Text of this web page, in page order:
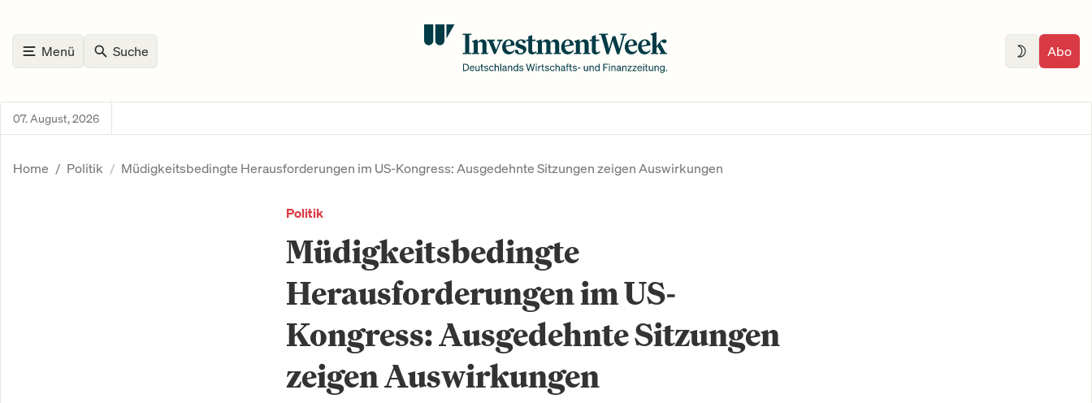
Menü Suche Abo
07. August, 2026
Home Politik Müdigkeitsbedingte Herausforderungen im US-Kongress: Ausgedehnte Sitzungen zeigen Auswirkungen
Politik
Müdigkeitsbedingte
Herausforderungen im US-
Kongress: Ausgedehnte Sitzungen
zeigen Auswirkungen